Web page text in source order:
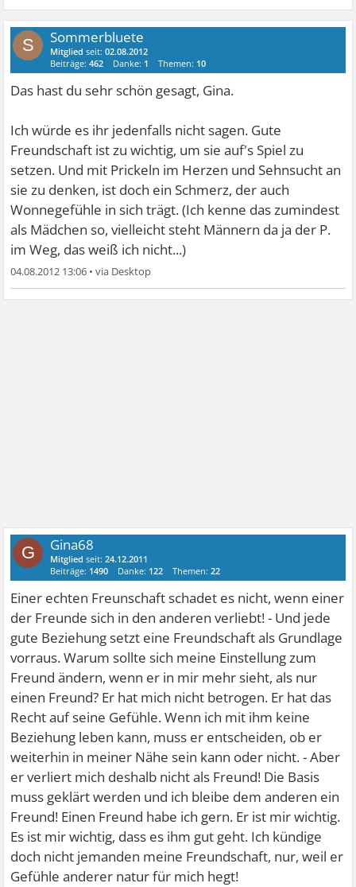
S Sommerbluete
Mitglied seit:02.08.2012
Beiträge:462 Danke: 1 Themen: 10
Das hast du sehr schön gesagt, Gina.
Ich würde es ihr jedenfalls nicht sagen. Gute
Freundschaft ist zu wichtig, um sie auf's Spiel zu
setzen. Und mit Prickeln im Herzen und Sehnsucht an
sie zu denken, ist doch ein Schmerz, der auch
Wonnegefühle in sich trägt. (Ich kenne das zumindest
als Mädchen so, vielleicht steht Männern da ja der P.
im Weg, das weiß ich nicht...)
04.08.2012 13:06 •
G Gina68
Mitglied seit:24.12.2011
Beiträge: 1490 Danke: 122 Themen:22
Einer echten Freunschaft schadet es nicht, wenn einer
der Freunde sich in den anderen verliebt! - Und jede
gute Beziehung setzt eine Freundschaft als Grundlage
vorraus. Warum sollte sich meine Einstellung zum
Freund ändern, wenn er in mir mehr sieht, als nur
einen Freund? Er hat mich nicht betrogen. Er hat das
Recht auf seine Gefühle. Wenn ich mit ihm keine
Beziehung leben kann, muss er entscheiden, ob er
weiterhin in meiner Nähe sein kann oder nicht. - Aber
er verliert mich deshalb nicht als Freund! Die Basis
muss geklärt werden und ich bleibe dem anderen ein
Freund! Einen Freund habe ich gern. Er ist mir wichtig.
Es ist mir wichtig, dass es ihm gut geht. Ich kündige
doch nicht jemanden meine Freundschaft, nur, weil er
Gefühle anderer natur für mich hegt!